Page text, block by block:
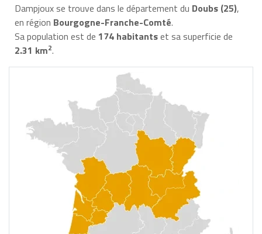
Dampjoux se trouve dans le département du Doubs (25),
en région Bourgogne-Franche-Comté.
Sa population est de 174 habitantset sa superficie de
2.31 km2.